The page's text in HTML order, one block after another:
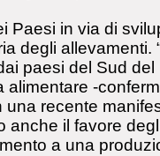
Paesi in via di
degli
paesi del Sud
alimentare -
una recente
anche il favore
a una